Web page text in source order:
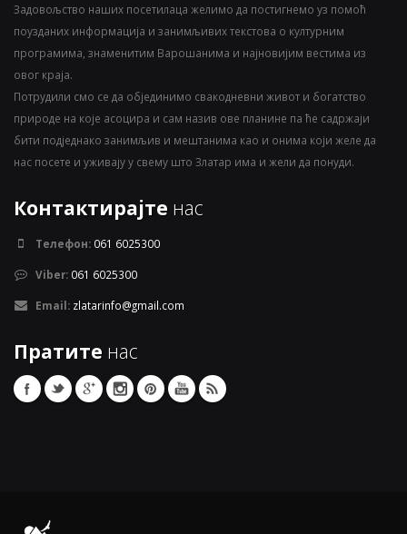
Задовољство наших посетилаца желимо да постигнемо уз помоћ
поузданих информација и занимљивих текстова о културним
програмима, знаменитим Варошанима и најновијим вестима из
овог краја.
Потрудили смо се да објединимо свакодневни живот и богатство
природе на које асоцира и сам назив ове планине па ће садржаји
бити подједнако занимљив и мештанима као и онима који желе да
нас посете и уживају у свему што Златар има и жели да понуди.
Контактирајте нас
Телефон: 061 6025300
Viber: 061 6025300
Email: zlatarinfo@gmail.com
Пратите нас